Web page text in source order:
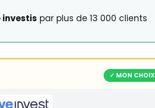
investis par plus de 13 000 clients
✓ MON CHOIX